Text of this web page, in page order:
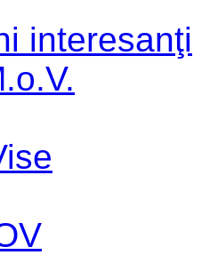
interesanţi